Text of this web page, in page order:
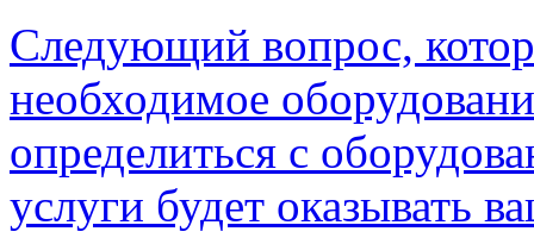
Следующий вопрос,
необходимое
определиться с
услуги будет оказывать